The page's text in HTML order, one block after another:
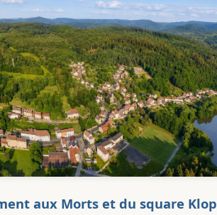
aux Morts et du square